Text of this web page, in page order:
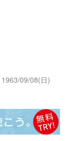
1963/09/08(日)